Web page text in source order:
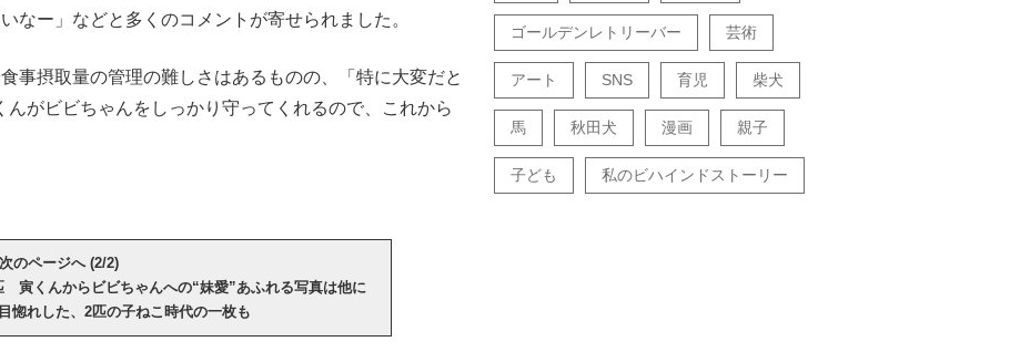
なー」などと多くのコメントが寄せられました。
事摂取量の管理の難しさはあるものの、「特に大変だと
がビビちゃんをしっかり守ってくれるので、これから
次のページへ (2/2)
寅くんからビビちゃんへの“妹愛”あふれる写真は他に
惚れした、2匹の子ねこ時代の一枚も
ゴールデンレトリーバー 芸術
アート SNS 育児 柴犬
馬 秋田犬 漫画 親子
子ども 私のビハインドストーリー